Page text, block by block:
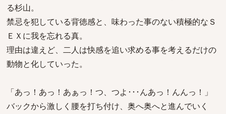
る杉山。
禁忌を犯している背徳感と、味わった事のない積極的なＳ
ＥＸに我を忘れる真。
理由は違えど、二人は快感を追い求める事を考えるだけの
動物と化していった。
「あっ！あっ！あぁっ！つ、つよ･･･んあっ！んんっ！」
バックから激しく腰を打ち付け、奥へ奥へと進んでいく